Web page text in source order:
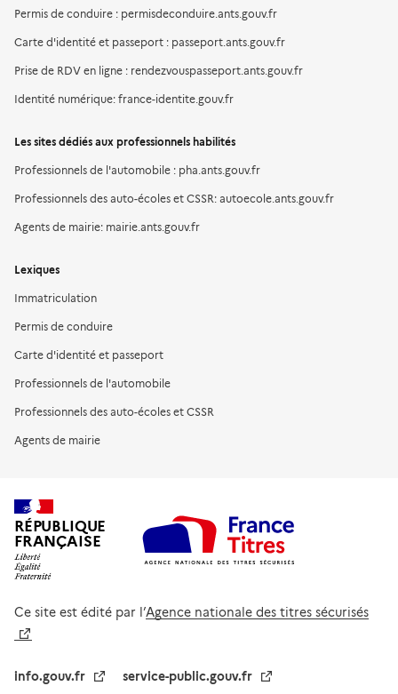
Permis de conduire : permisdeconduire.ants.gouv.fr
Carte d'identité et passeport : passeport.ants.gouv.fr
Prise de RDV en ligne : rendezvouspasseport.ants.gouv.fr
Identité numérique: france-identite.gouv.fr
Les sites dédiés aux professionnels habilités
Professionnels de l'automobile : pha.ants.gouv.fr
Professionnels des auto-écoles et CSSR: autoecole.ants.gouv.fr
Agents de mairie: mairie.ants.gouv.fr
Lexiques
Immatriculation
Permis de conduire
Carte d'identité et passeport
Professionnels de l'automobile
Professionnels des auto-écoles et CSSR
Agents de mairie
RÉPUBLIQUE
FRANÇAISE
Ce site est édité par l’Agence nationale des titres sécurisés
info.gouv.fr service-public.gouv.fr